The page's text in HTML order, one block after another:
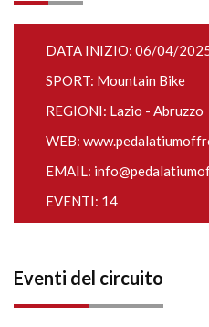
DATA INIZIO: 06/04/
SPORT: Mountain Bike
REGIONI: Lazio - Abruzzo
WEB:
EMAIL:
EVENTI: 14
Eventi del circuito